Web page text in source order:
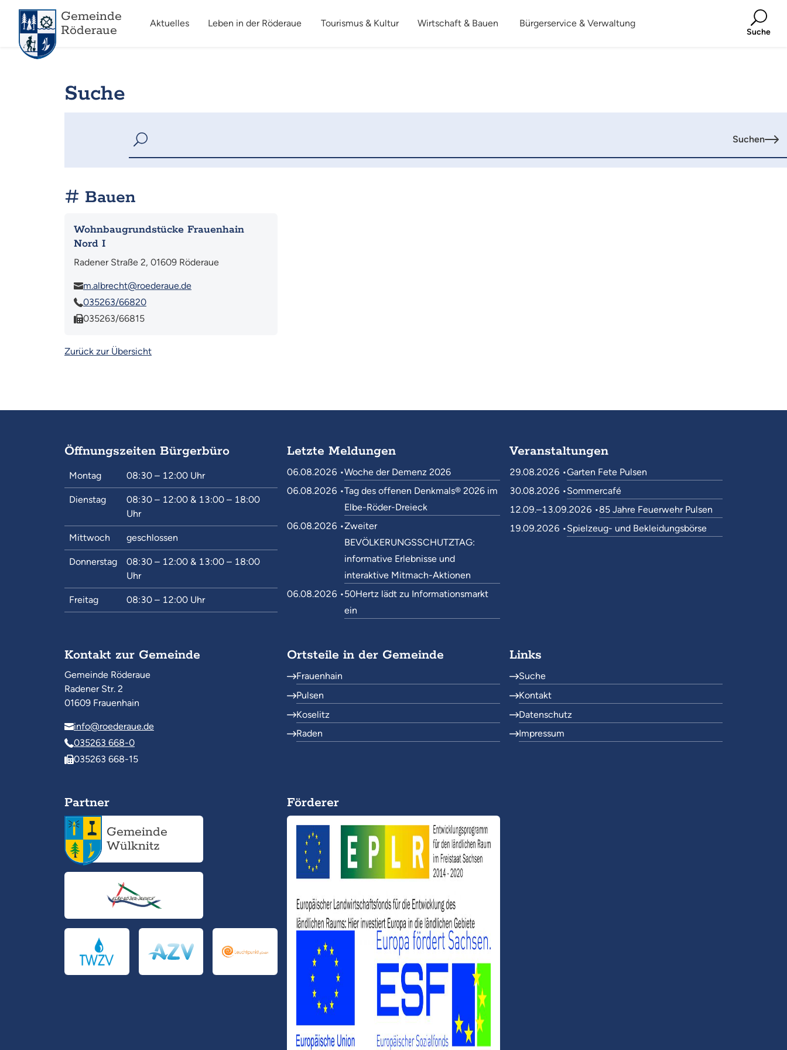
Gemeinde
Röderaue
Aktuelles Leben in der Röderaue Tourismus & Kultur Wirtschaft & Bauen Bürgerservice & Verwaltung
Suche
Suche
Suchen
Bauen
Wohnbaugrundstücke Frauenhain
Nord I
Radener Straße 2, 01609 Röderaue
m.albrecht@roederaue.de
035263/66820
035263/66815
Zurück zur Übersicht
Letzte Meldungen
06.08.2026 •Woche der Demenz 2026
06.08.2026 •Tag des offenen Denkmals® 2026 im
Elbe-Röder-Dreieck
06.08.2026 •Zweiter
BEVÖLKERUNGSSCHUTZTAG:
informative Erlebnisse und
interaktive Mitmach-Aktionen
06.08.2026 •50Hertz lädt zu Informationsmarkt
ein
Veranstaltungen
29.08.2026 •Garten Fete Pulsen
30.08.2026 •Sommercafé
12.09.–13.09.2026 •85 Jahre Feuerwehr Pulsen
19.09.2026 •Spielzeug- und Bekleidungsbörse
Ortsteile in der Gemeinde
Frauenhain
Pulsen
Koselitz
Raden
Links
Suche
Kontakt
Datenschutz
Impressum
Kontakt zur Gemeinde
Gemeinde Röderaue
Radener Str. 2
01609 Frauenhain
info@roederaue.de
035263 668-0
035263 668-15
Öffnungszeiten Bürgerbüro
Montag 08:30 – 12:00 Uhr
Dienstag 08:30 – 12:00 & 13:00 – 18:00
Uhr
Mittwoch geschlossen
Donnerstag 08:30 – 12:00 & 13:00 – 18:00
Uhr
Freitag 08:30 – 12:00 Uhr
Partner
Gemeinde
Wülknitz
Förderer